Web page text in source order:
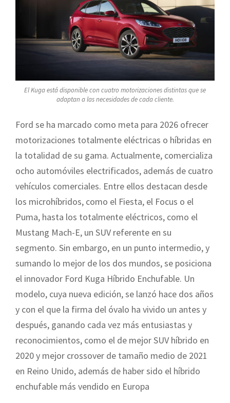
El Kuga está disponible con cuatro motorizaciones distintas que se
adaptan a las necesidades de cada cliente.
Ford se ha marcado como meta para 2026 ofrecer
motorizaciones totalmente eléctricas o híbridas en
la totalidad de su gama. Actualmente, comercializa
ocho automóviles electrificados, además de cuatro
vehículos comerciales. Entre ellos destacan desde
los microhíbridos, como el Fiesta, el Focus o el
Puma, hasta los totalmente eléctricos, como el
Mustang Mach-E, un SUV referente en su
segmento. Sin embargo, en un punto intermedio, y
sumando lo mejor de los dos mundos, se posiciona
el innovador Ford Kuga Híbrido Enchufable. Un
modelo, cuya nueva edición, se lanzó hace dos años
y con el que la firma del óvalo ha vivido un antes y
después, ganando cada vez más entusiastas y
reconocimientos, como el de mejor SUV híbrido en
2020 y mejor crossover de tamaño medio de 2021
en Reino Unido, además de haber sido el híbrido
enchufable más vendido en Europa